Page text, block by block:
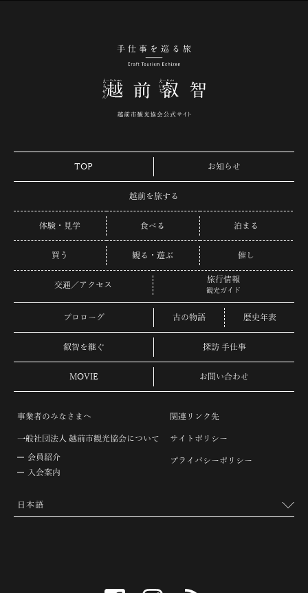
TOP お知らせ
越前を旅する
体験・見学 食べる 泊まる
買う 観る・遊ぶ 催し
交通／アクセス
旅行情報
観光ガイド
プロローグ 古の物語 歴史年表
叡智を継ぐ 探訪 手仕事
MOVIE お問い合わせ
事業者のみなさまへ
一般社団法人 越前市観光協会について
会員紹介
入会案内
関連リンク先
サイトポリシー
プライバシーポリシー